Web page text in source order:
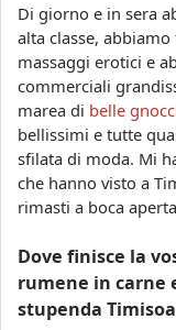
Di giorno e in sera
alta classe,
massaggi erotici e
commerciali
marea di belle
bellissimi e tutte
sfilata di moda. Mi
che hanno visto a
rimasti a boca
Dove finisce la
rumene in carne
stupenda